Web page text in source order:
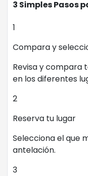
3 Simples Pasos
1
Compara y
Revisa y compara
en los diferentes
2
Reserva tu lugar
Selecciona el que
antelación.
3